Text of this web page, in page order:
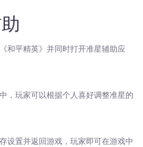
《和平精英》并同时打开准星辅助应
，玩家可以根据个人喜好调整准星的
设置并返回游戏，玩家即可在游戏中